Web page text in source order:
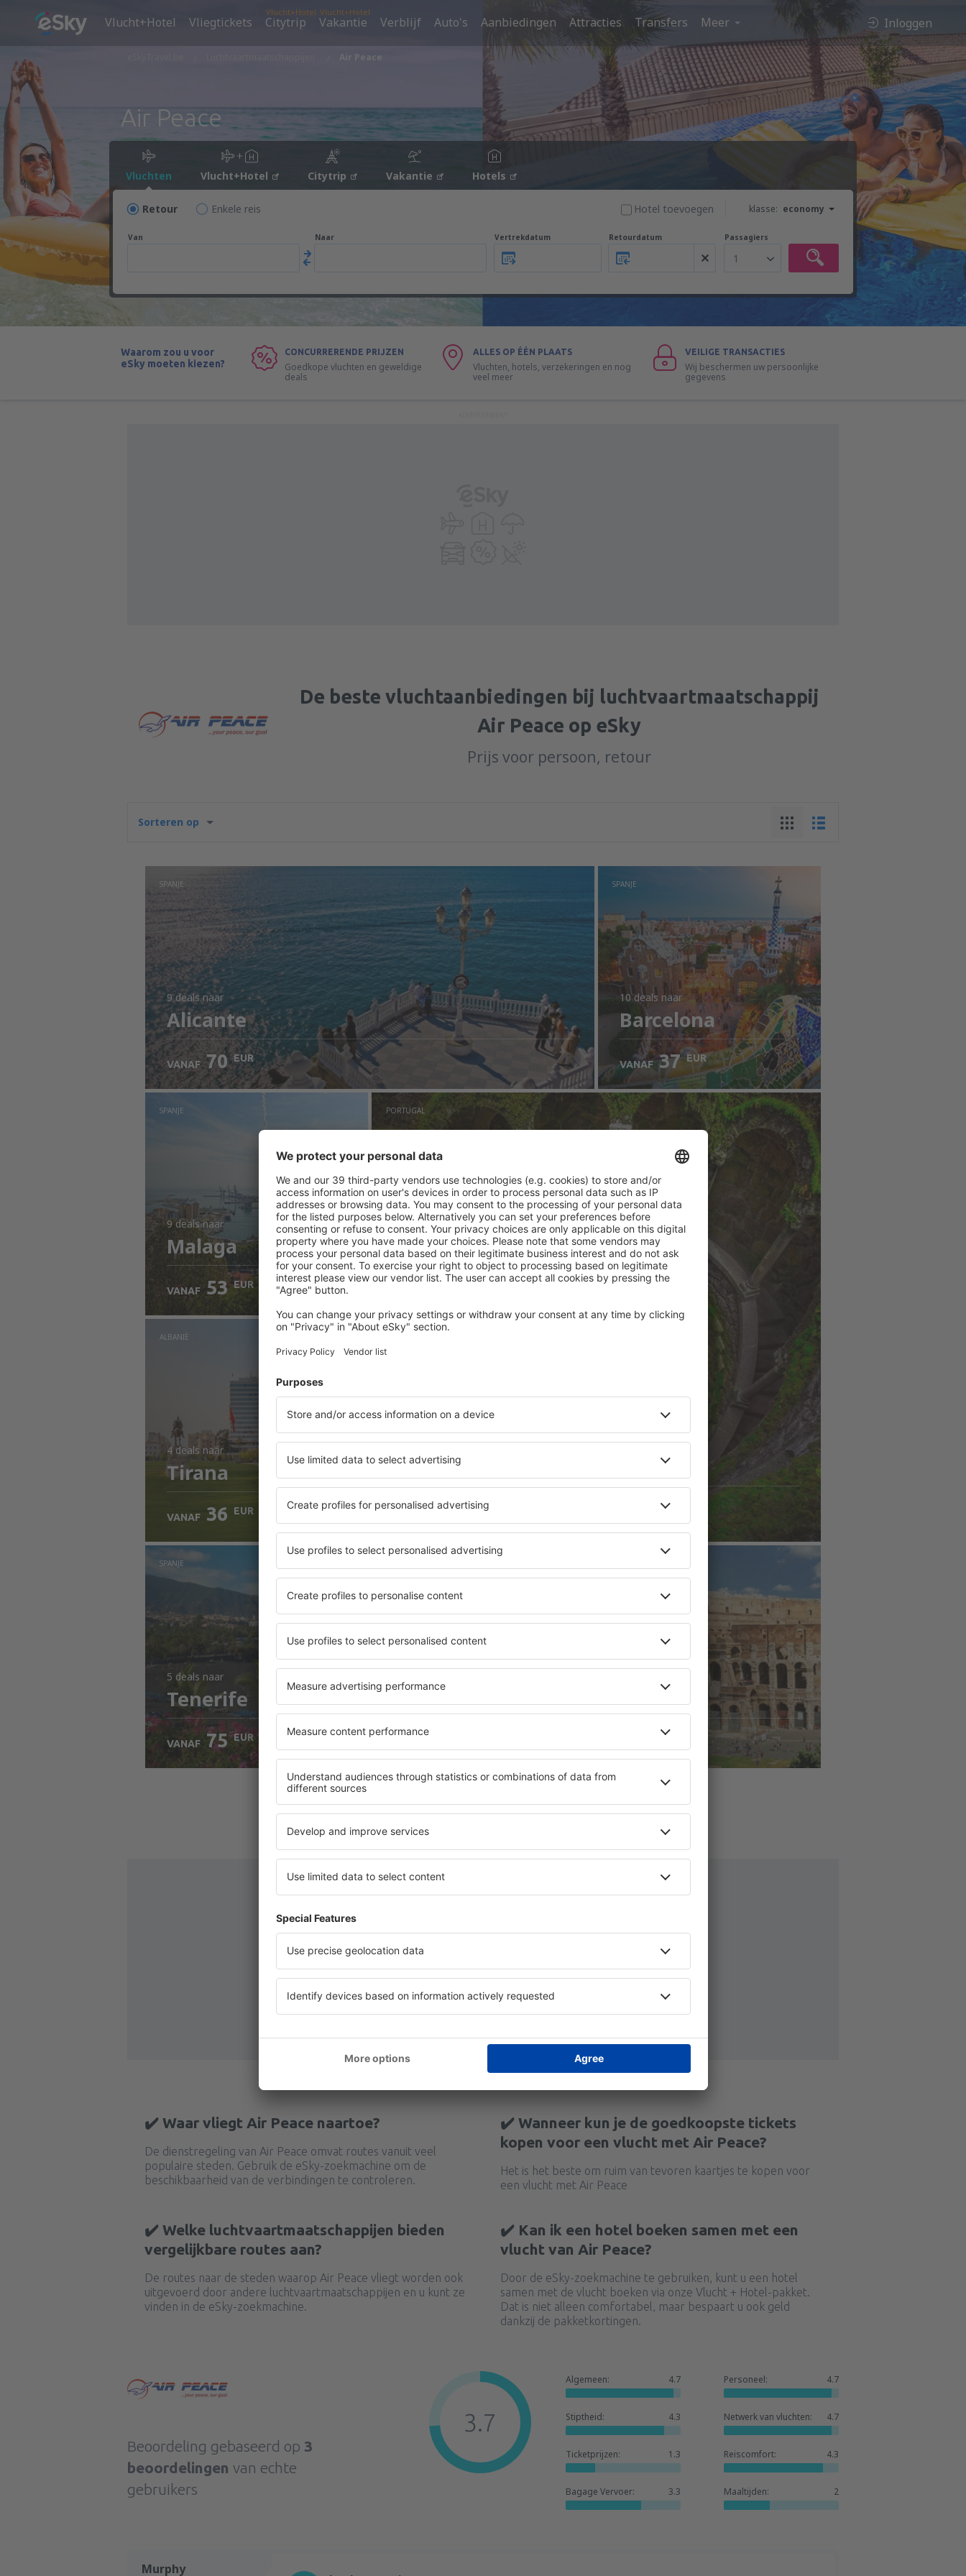
Vlucht+Hotel Vliegtickets
Vlucht+Hotel
Citytrip
Vlucht+Hotel
Vakantie Verblijf Auto's Aanbiedingen Attracties Transfers Meer Inloggen
Air Peace
Air Peace
Vluchten Vlucht+Hotel Citytrip Vakantie Hotels
Retour Enkele reis klasse: economy
Hotel toevoegen
Van Naar Vertrekdatum Retourdatum Passagiers
1
Waarom zou u voor
eSky moeten kiezen?
CONCURRERENDE PRIJZEN
Goedkope vluchten en geweldige
deals
ALLES OP ÉÉN PLAATS
Vluchten, hotels, verzekeringen en nog
veel meer
VEILIGE TRANSACTIES
Wij beschermen uw persoonlijke
gegevens
De beste vluchtaanbiedingen bij luchtvaartmaatschappij
Air Peace op eSky
Prijs voor persoon, retour
Sorteren op
SPANJE
9 dealsnaar
Alicante
VANAF 70 EUR
SPANJE
10 deals naar
Barcelona
VANAF 37 EUR
SPANJE
9 dealsnaar
Malaga
VANAF 53 EUR
PORTUGAL
4 dealsnaar
Lissabon
61 EUR
ALBANIË
4 deals naar
Tirana
VANAF 36 EUR
SPANJE
5 deals naar
Tenerife
VANAF 75 EUR
Valencia Rome
59
ADVERTISEMENT
✔️ Waar vliegt Air Peace naartoe?
De dienstregeling van Air Peace omvat routes vanuit veel
populaire steden. Gebruik de eSky-zoekmachine om de
beschikbaarheid van de verbindingen te controleren.
✔️ Wanneer kun je de goedkoopste tickets
kopen voor een vlucht met Air Peace?
Het is het beste om ruim van tevoren kaartjes te kopen voor
een vlucht met Air Peace
✔️ Welke luchtvaartmaatschappijen bieden
vergelijkbare routes aan?
De routes naar de steden waarop Air Peace vliegt worden ook
uitgevoerd door andere luchtvaartmaatschappijen en u kunt ze
vinden in de eSky-zoekmachine.
✔️ Kan ik een hotel boeken samen met een
vlucht van Air Peace?
Door de eSky-zoekmachine te gebruiken, kunt u een hotel
samen met de vlucht boeken via onze Vlucht + Hotel-pakket.
Dat is niet alleen comfortabel, maar bespaart u ook geld
dankzij de pakketkortingen.
Beoordeling gebaseerd op 3
beoordelingen van echte
gebruikers
Algemeen: 4.7 Personeel: 4.7
Stiptheid: 4.3 Netwerk van vluchten: 4.7
Ticketprijzen: 1.3 Reiscomfort: 4.3
Bagage Vervoer: 3.3 Maaltijden: 2
3.7
Murphy